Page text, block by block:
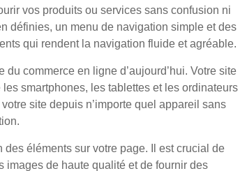
vos produits ou services sans confusion ni
définies, un menu de navigation simple et des
qui rendent la navigation fluide et agréable.
commerce en ligne d’aujourd’hui. Votre site
smartphones, les tablettes et les ordinateurs
site depuis n’importe quel appareil sans
éléments sur votre page. Il est crucial de
images de haute qualité et de fournir des